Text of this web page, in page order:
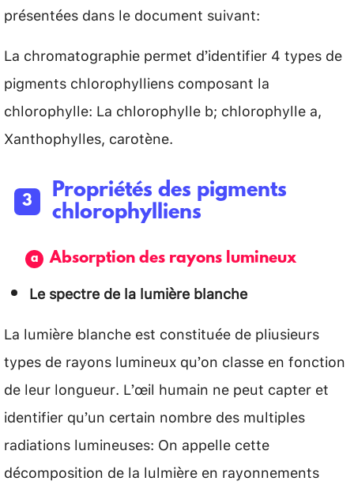
présentées dans le document suivant:
La chromatographie permet d’identifier 4 types de
pigments chlorophylliens composant la
chlorophylle: La chlorophylle b; chlorophylle a,
Xanthophylles, carotène.
Propriétés des pigments
chlorophylliens
Absorption des rayons lumineux
Le spectre de la lumière blanche
La lumière blanche est constituée de pliusieurs
types de rayons lumineux qu’on classe en fonction
de leur longueur. L’œil humain ne peut capter et
identifier qu’un certain nombre des multiples
radiations lumineuses: On appelle cette
décomposition de la lulmière en rayonnements